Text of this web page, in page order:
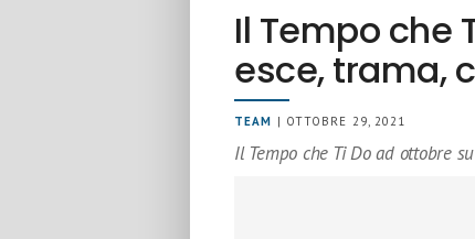
Il Tempo che
esce, trama,
TEAM | OTTOBRE 29, 2021
Il Tempo che Ti Do ad ottobre